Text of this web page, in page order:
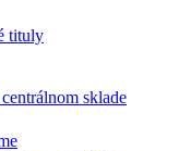
tituly
sklade